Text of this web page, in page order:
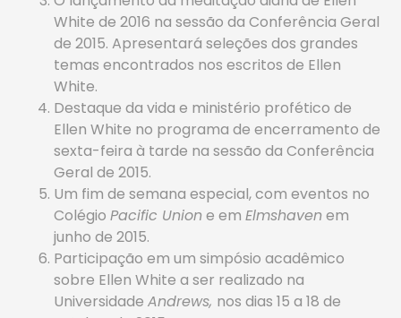
White de 2016 na sessão da Conferência Geral
de 2015. Apresentará seleções dos grandes
temas encontrados nos escritos de Ellen
White.
Destaque da vida e ministério profético de
Ellen White no programa de encerramento de
sexta-feira à tarde na sessão da Conferência
Geral de 2015.
Um fim de semana especial, com eventos no
Colégio Pacific Union e em Elmshaven em
junho de 2015.
Participação em um simpósio acadêmico
sobre Ellen White a ser realizado na
Universidade Andrews, nos dias 15 a 18 de